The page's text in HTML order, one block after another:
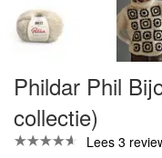
Phildar Phil
collectie)
Lees 3